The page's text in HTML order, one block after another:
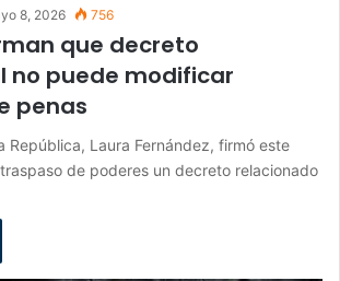
8, 2026 756
que decreto
no puede modificar
penas
República, Laura Fernández, firmó este
de poderes un decreto relacionado